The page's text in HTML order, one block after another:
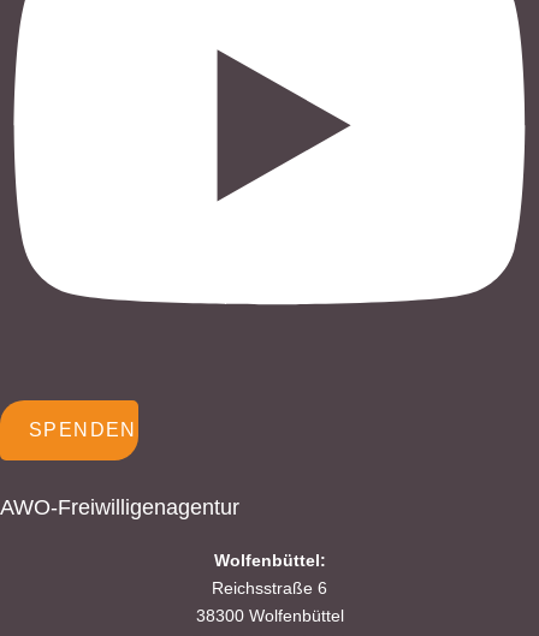
SPENDEN
AWO-Freiwilligenagentur
Wolfenbüttel:
Reichsstraße 6
38300 Wolfenbüttel